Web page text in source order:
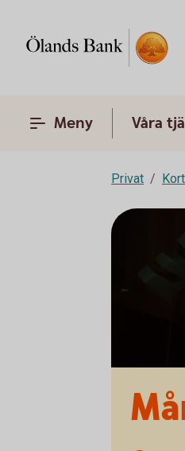
Meny Våra
Privat Kort